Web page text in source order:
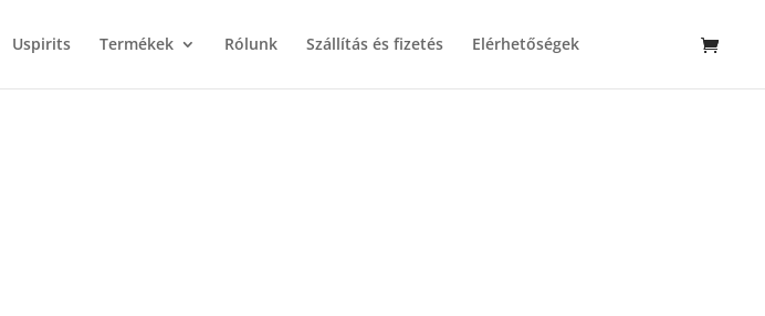
Uspirits Termékek Rólunk Szállítás és fizetés Elérhetőségek